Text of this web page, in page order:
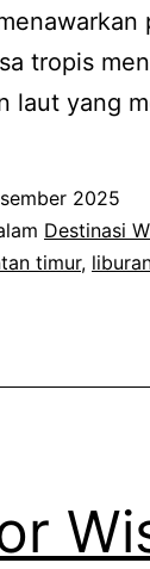
tropis
laut yang
2025
Destinasi
timur,